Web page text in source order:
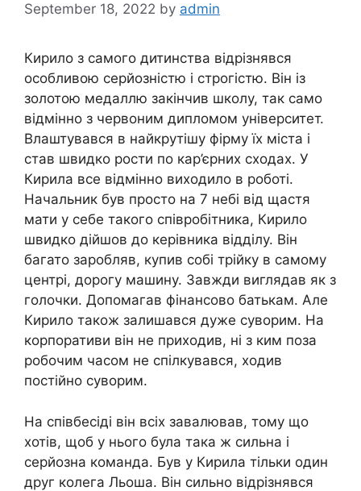
September 18, 2022 by admin
Кирило з самого дитинства відрізнявся
особливою серйозністю і строгістю. Він із
золотою медаллю закінчив школу, так само
відмінно з червоним дипломом університет.
Влаштувався в найкрутішу фірму їх міста і
став швидко рости по кар’єрних сходах. У
Кирила все відмінно виходило в роботі.
Начальник був просто на 7 небі від щастя
мати у себе такого співробітника, Кирило
швидко дійшов до керівника відділу. Він
багато заробляв, купив собі трійку в самому
центрі, дорогу машину. Завжди виглядав як з
голочки. Допомагав фінансово батькам. Але
Кирило також залишався дуже суворим. На
корпоративи він не приходив, ні з ким поза
робочим часом не спілкувався, ходив
постійно суворим.
На співбесіді він всіх завалював, тому що
хотів, щоб у нього була така ж сильна і
серйозна команда. Був у Кирила тільки один
друг колега Льоша. Він сильно відрізнявся